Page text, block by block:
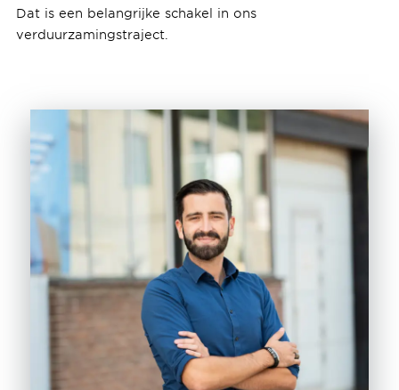
Dat is een belangrijke schakel in ons
verduurzamingstraject.